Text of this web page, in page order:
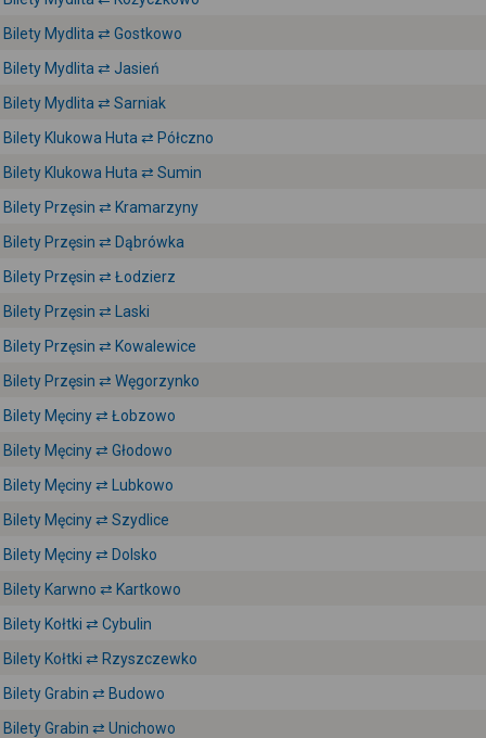
Bilety Mydlita ⇄ Gostkowo
Bilety Mydlita ⇄ Jasień
Bilety Mydlita ⇄ Sarniak
Bilety Klukowa Huta ⇄ Półczno
Bilety Klukowa Huta ⇄ Sumin
Bilety Przęsin ⇄ Kramarzyny
Bilety Przęsin ⇄ Dąbrówka
Bilety Przęsin ⇄ Łodzierz
Bilety Przęsin ⇄ Laski
Bilety Przęsin ⇄ Kowalewice
Bilety Przęsin ⇄ Węgorzynko
Bilety Męciny ⇄ Łobzowo
Bilety Męciny ⇄ Głodowo
Bilety Męciny ⇄ Lubkowo
Bilety Męciny ⇄ Szydlice
Bilety Męciny ⇄ Dolsko
Bilety Karwno ⇄ Kartkowo
Bilety Kołtki ⇄ Cybulin
Bilety Kołtki ⇄ Rzyszczewko
Bilety Grabin ⇄ Budowo
Bilety Grabin ⇄ Unichowo